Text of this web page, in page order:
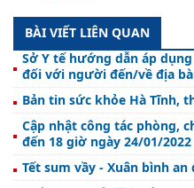
BÀI VIẾT LIÊN QUAN
Sở Y tế hướng dẫn áp
đối với người đến/về địa
2022
Bản tin sức khỏe Hà Tĩnh,
Cập nhật công tác phòng,
đến 18 giờ ngày 24/01/2022
Tết sum vầy - Xuân bình